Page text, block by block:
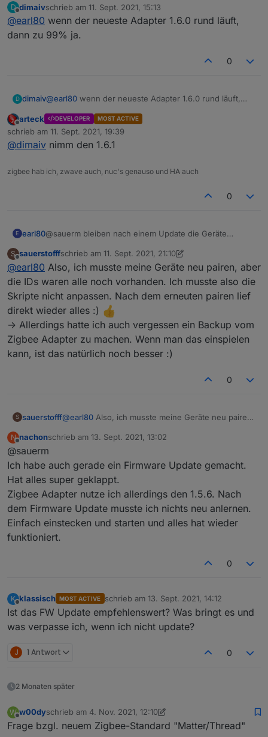
zigbee.0
2021-09-01 22:13:46.996	info	Got terminate
2021-09-01 22:13:09.311	error
2021-09-01 22:10:16.665	error	Error
zigbee.0
2021-09-01 22:10:16.664	error	Failed to
2021-09-01 22:10:16.662	error	Starting
2021-09-01 22:10:16.458	info	Starting
2021-09-01 22:10:16.456	info	Try to
zigbee.0
2021-09-01 22:10:06.453	error	Error
zigbee.0
2021-09-01 22:10:06.452	error	Failed to
2021-09-01 22:10:06.450	error	Starting
2021-09-01 22:10:05.708	info	Starting
zigbee.0
2021-09-01 22:10:05.698	error	Serial
zigbee.0
2021-09-01 22:10:05.642	info	starting.
zigbee.0
2021-09-01 21:47:13.295	error
2021-09-01 21:47:13.294	error
2021-09-01 21:47:13.292	info	Terminated
2021-09-01 21:47:13.290	info	terminating
D
Offline
dimaivschrieb am 11. Sept. 2021, 15:13
zuletzt editiert von
@earl80 wenn der neueste Adapter 1.6.0 rund läuft,
dann zu 99% ja.
0
D dimaiv@earl80 wenn der neueste Adapter 1.6.0 rund läuft,
Offline
arteck DEVELOPER MOST ACTIVE
schrieb am 11. Sept. 2021, 19:39
zuletzt editiert von
@dimaiv nimm den 1.6.1
zigbee hab ich, zwave auch, nuc's genauso und HA auch
0
E earl80@sauerm bleiben nach einem Update die Geräte
S
Offline
sauerstofffschrieb am 11. Sept. 2021, 21:10
zuletzt editiert von sauerstofff9. Dez. 2021, 00:00
@earl80 Also, ich musste meine Geräte neu pairen, aber
die IDs waren alle noch vorhanden. Ich musste also die
Skripte nicht anpassen. Nach dem erneuten pairen lief
direkt wieder alles :)
-> Allerdings hatte ich auch vergessen ein Backup vom
Zigbee Adapter zu machen. Wenn man das einspielen
kann, ist das natürlich noch besser :)
0
S sauerstofff@earl80 Also, ich musste meine Geräte neu pairen,
also die Skripte nicht anpassen. Nach dem
-> Allerdings hatte ich auch vergessen ein Backup
vom Zigbee Adapter zu machen. Wenn man das
einspielen kann, ist das natürlich noch besser :)
N nachonschrieb am 13. Sept. 2021, 13:02
zuletzt editiert von
@sauerm
Ich habe auch gerade ein Firmware Update gemacht.
Hat alles super geklappt.
Zigbee Adapter nutze ich allerdings den 1.5.6. Nach
dem Firmware Update musste ich nichts neu anlernen.
Einfach einstecken und starten und alles hat wieder
funktioniert.
0
K
Offline
klassisch MOST ACTIVE schrieb am 13. Sept. 2021, 14:12
zuletzt editiert von
Ist das FW Update empfehlenswert? Was bringt es und
was verpasse ich, wenn ich nicht update?
J 1 Antwort 0
2 Monaten später
W
Offline
w00dyschrieb am 4. Nov. 2021, 12:10
zuletzt editiert von w00dy11. Apr. 2021, 14:10
Frage bzgl. neuem Zigbee-Standard "Matter/Thread"